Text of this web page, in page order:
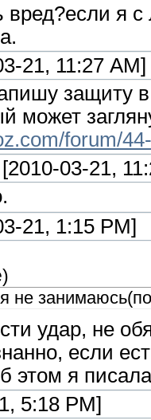
вред?если я
21, 11:27 AM]
защиту
может
forum/
[2010-03-21,
21, 1:15 PM]
)
не
удар, не
если
этом я
5:18 PM]